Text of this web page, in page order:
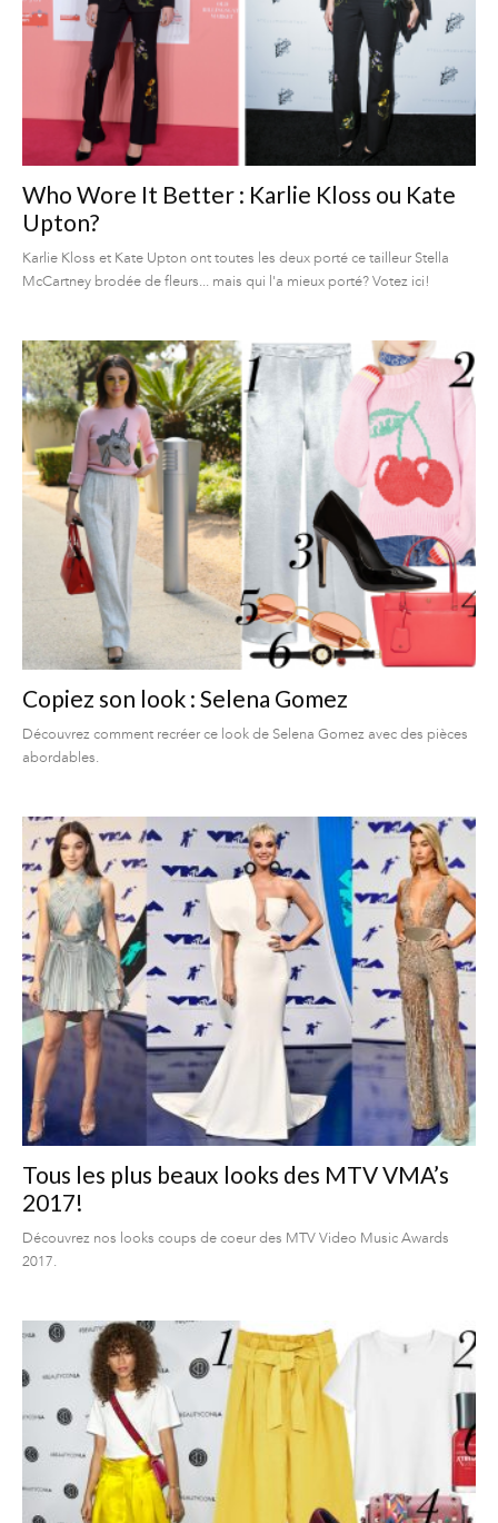
Who Wore It Better : Karlie Kloss ou Kate
Upton?
Karlie Kloss et Kate Upton ont toutes les deux porté ce tailleur Stella
McCartney brodée de fleurs... mais qui l'a mieux porté? Votez ici!
Copiez son look : Selena Gomez
Découvrez comment recréer ce look de Selena Gomez avec des pièces
abordables.
Tous les plus beaux looks des MTV VMA’s
2017!
Découvrez nos looks coups de coeur des MTV Video Music Awards
2017.